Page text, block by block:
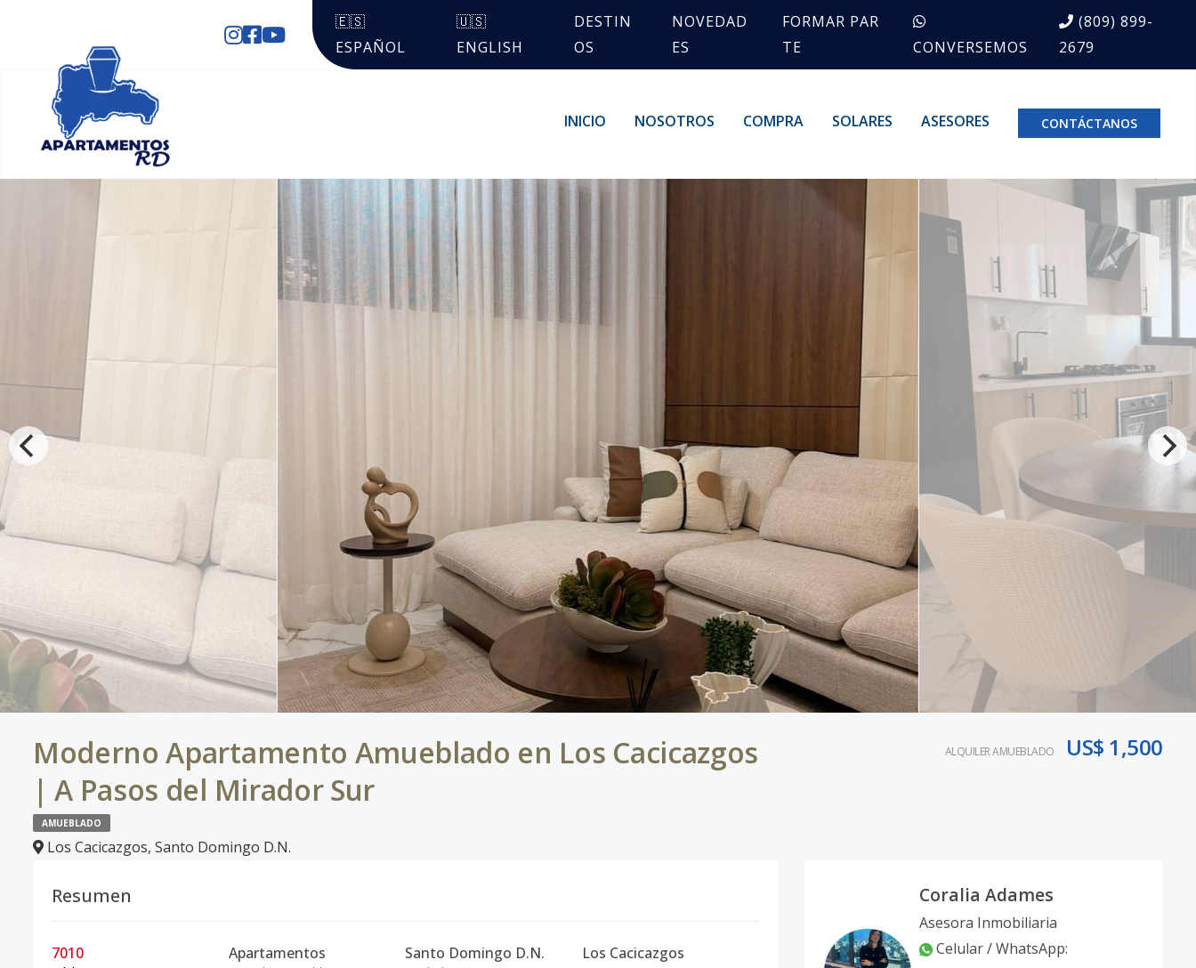
🇪🇸
ESPAÑOL
🇺🇸
ENGLISH
DESTIN
OS
NOVEDAD
ES
FORMAR PAR
TE
CONVERSEMOS
(809) 899-
2679
INICIO NOSOTROS COMPRA SOLARES ASESORES CONTÁCTANOS
Moderno Apartamento Amueblado en Los Cacicazgos
| A Pasos del Mirador Sur
AMUEBLADO
Los Cacicazgos, Santo Domingo D.N.
ALQUILER AMUEBLADO US$ 1,500
Resumen
7010 Apartamentos Santo Domingo D.N. Los Cacicazgos
Coralia Adames
Asesora Inmobiliaria
Celular / WhatsApp: